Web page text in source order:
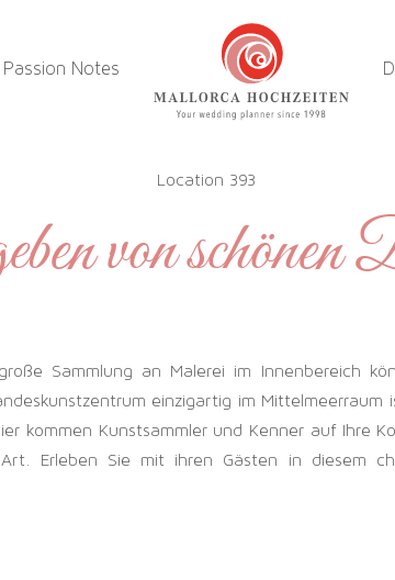
Passion Notes
Location 393
von schönen
Sammlung an Malerei im Innenbereich
einzigartig im Mittelmeerraum
kommen Kunstsammler und Kenner auf Ihre
Erleben Sie mit ihren Gästen in diesem